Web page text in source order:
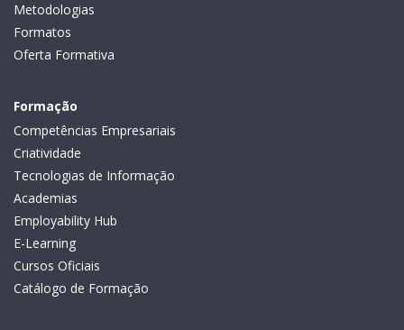
Metodologias
Formatos
Oferta Formativa
Formação
Competências Empresariais
Criatividade
Tecnologias de Informação
Academias
Employability Hub
E-Learning
Cursos Oficiais
Catálogo de Formação